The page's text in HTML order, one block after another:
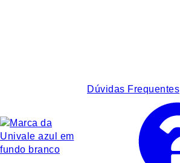
Dúvidas Frequentes